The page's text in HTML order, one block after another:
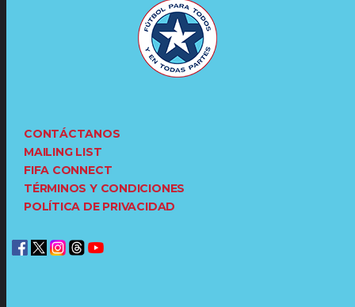
CONTÁCTANOS
MAILING LIST
FIFA CONNECT
TÉRMINOS Y CONDICIONES
POLÍTICA DE PRIVACIDAD